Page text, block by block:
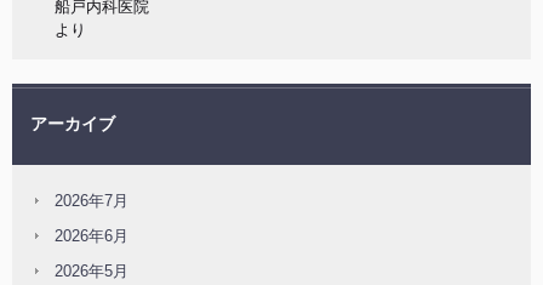
船戸内科医院
より
アーカイブ
2026年7月
2026年6月
2026年5月